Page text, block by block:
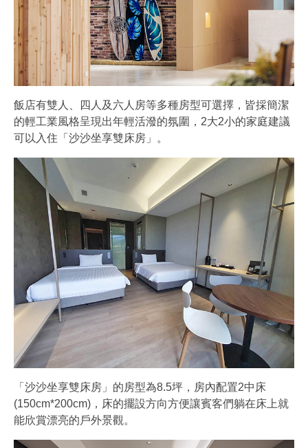
飯店有雙人、四人及六人房等多種房型可選擇，皆採簡潔
的輕工業風格呈現出年輕活潑的氛圍，2大2小的家庭建議
可以入住「沙沙坐享雙床房」。
「沙沙坐享雙床房」的房型為8.5坪，房內配置2中床
(150cm*200cm)，床的擺設方向方便讓賓客們躺在床上就
能欣賞漂亮的戶外景觀。